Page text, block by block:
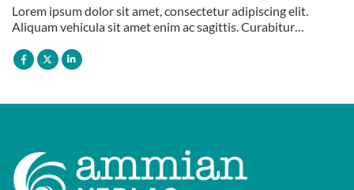
Lorem ipsum dolor sit amet, consectetur adipiscing elit.
Aliquam vehicula sit amet enim ac sagittis. Curabitur…